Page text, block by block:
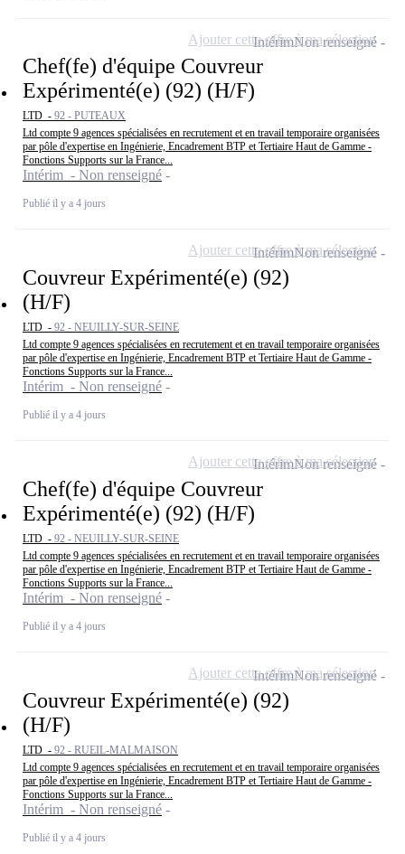
Chef(fe) d'équipe Couvreur
Expérimenté(e) (92) (H/F)
LTD - 92 - PUTEAUX
Ltd compte 9 agences spécialisées en recrutement et en travail temporaire organisées
par pôle d'expertise en Ingénierie, Encadrement BTP et Tertiaire Haut de Gamme -
Fonctions Supports sur la France...
Intérim - Non renseigné
Publié il y a 4 jours
IntérimNon renseigné
Ajouter cette offre à ma sélection
Couvreur Expérimenté(e) (92)
(H/F)
LTD - 92 - NEUILLY-SUR-SEINE
Ltd compte 9 agences spécialisées en recrutement et en travail temporaire organisées
par pôle d'expertise en Ingénierie, Encadrement BTP et Tertiaire Haut de Gamme -
Fonctions Supports sur la France...
Intérim - Non renseigné
Publié il y a 4 jours
IntérimNon renseigné
Ajouter cette offre à ma sélection
Chef(fe) d'équipe Couvreur
Expérimenté(e) (92) (H/F)
LTD - 92 - NEUILLY-SUR-SEINE
Ltd compte 9 agences spécialisées en recrutement et en travail temporaire organisées
par pôle d'expertise en Ingénierie, Encadrement BTP et Tertiaire Haut de Gamme -
Fonctions Supports sur la France...
Intérim - Non renseigné
Publié il y a 4 jours
IntérimNon renseigné
Ajouter cette offre à ma sélection
Couvreur Expérimenté(e) (92)
(H/F)
LTD - 92 - RUEIL-MALMAISON
Ltd compte 9 agences spécialisées en recrutement et en travail temporaire organisées
par pôle d'expertise en Ingénierie, Encadrement BTP et Tertiaire Haut de Gamme -
Fonctions Supports sur la France...
Intérim - Non renseigné
Publié il y a 4 jours
IntérimNon renseigné
Ajouter cette offre à ma sélection